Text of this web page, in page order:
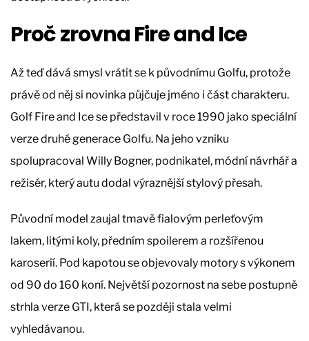
Proč zrovna Fire and Ice
Až teď dává smysl vrátit se k původnímu Golfu, protože
právě od něj si novinka půjčuje jméno i část charakteru.
Golf Fire and Ice se představil v roce 1990 jako speciální
verze druhé generace Golfu. Na jeho vzniku
spolupracoval Willy Bogner, podnikatel, módní návrhář a
režisér, který autu dodal výraznější stylový přesah.
Původní model zaujal tmavě fialovým perleťovým
lakem, litými koly, předním spoilerem a rozšířenou
karoserií. Pod kapotou se objevovaly motory s výkonem
od 90 do 160 koní. Největší pozornost na sebe postupně
strhla verze GTI, která se později stala velmi
vyhledávanou.